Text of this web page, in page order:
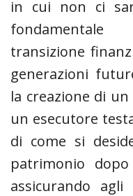
in cui non ci
transizione
generazioni
la creazione di
un esecutore
di come si
patrimonio
assicurando